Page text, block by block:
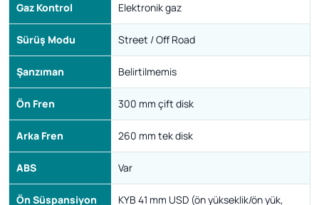
Gaz Kontrol Elektronik gaz
Sürüş Modu Street / Off Road
Şanzıman Belirtilmemis
Ön Fren 300 mm çift disk
Arka Fren 260 mm tek disk
ABS Var
Ön Süspansiyon
KYB 41 mm USD (ön yükseklik/ön yük,